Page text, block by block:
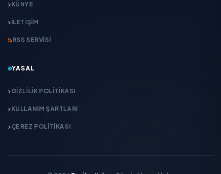
KÜNYE
İLETIŞIM
RSS SERVISI
YASAL
GIZLILIK POLITIKASI
KULLANIM ŞARTLARI
ÇEREZ POLITIKASI